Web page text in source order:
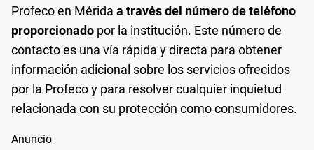
Profeco en Mérida a través del número de teléfono
proporcionado por la institución. Este número de
contacto es una vía rápida y directa para obtener
información adicional sobre los servicios ofrecidos
por la Profeco y para resolver cualquier inquietud
relacionada con su protección como consumidores.